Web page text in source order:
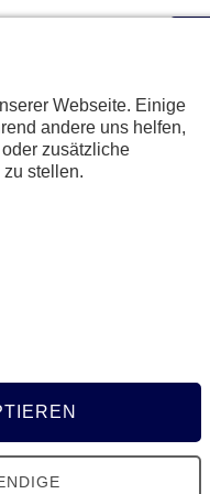
Webseite. Einige
andere uns helfen,
zusätzliche
stellen.